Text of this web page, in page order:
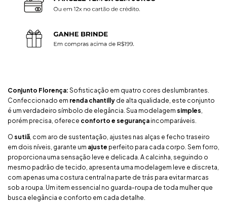
Conjunto Florença: Sofisticação em quatro cores deslumbrantes.
Confeccionado em renda chantilly de alta qualidade, este conjunto
é um verdadeiro símbolo de elegância. Sua modelagem simples
porém precisa, oferece conforto e segurança incomparáveis.
O sutiã , com aro de sustentação, ajustes nas alças e fecho traseiro
em dois níveis, garante um ajuste perfeito para cada corpo. Sem forro,
proporciona uma sensação leve e delicada. A calcinha, seguindo o
mesmo padrão de tecido, apresenta uma modelagem leve e discreta,
com apenas uma costura central na parte de trás para evitar marcas
sob a roupa. Um item essencial no guarda-roupa de toda mulher que
busca elegância e conforto em cada detalhe.